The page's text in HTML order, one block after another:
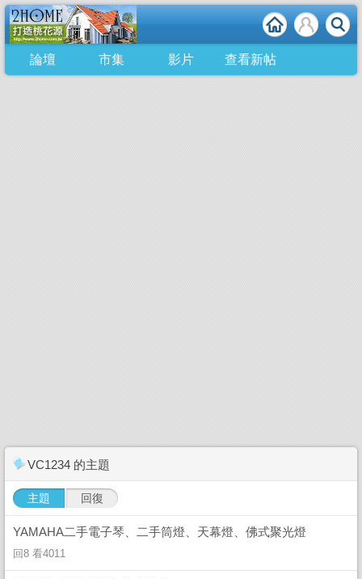
論壇 市集 影片 查看新帖
VC1234 的主題
主題 回復
YAMAHA二手電子琴、二手筒燈、天幕燈、佛式聚光燈
回8 看4011